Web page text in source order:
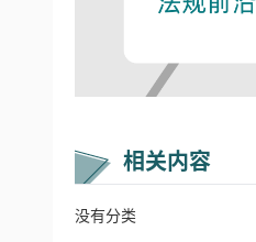
相关内容
没有分类